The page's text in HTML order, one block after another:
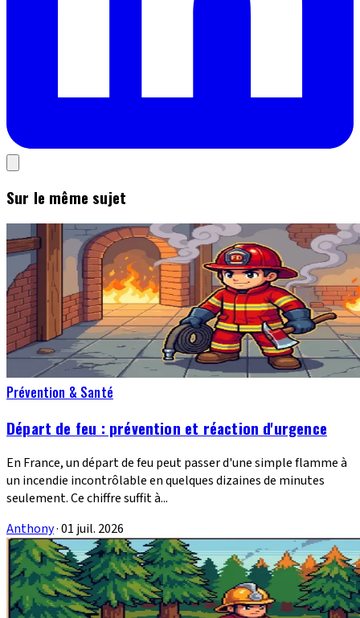
Sur le même sujet
Prévention & Santé
Départ de feu : prévention et réaction d'urgence
En France, un départ de feu peut passer d'une simple flamme à
un incendie incontrôlable en quelques dizaines de minutes
seulement. Ce chiffre suffit à...
Anthony·01 juil. 2026